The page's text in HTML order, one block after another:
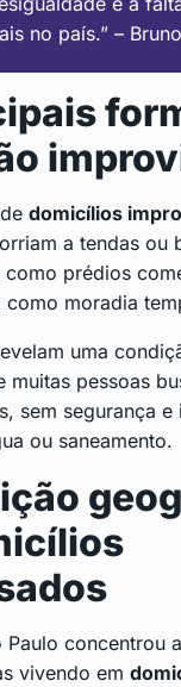
no país.” –
domicílios
a tendas ou
como prédios
como moradia
uma
muitas pessoas
sem segurança e
ou saneamento.
Paulo concentrou
vivendo em